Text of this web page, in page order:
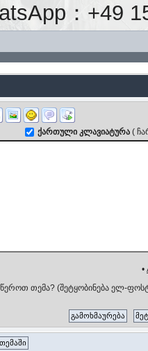
：+49
ქართული კლავიატურა (
•
თემა? (შეტყობინება ელ-